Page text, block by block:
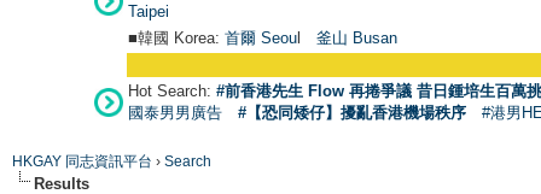
Taipei
■韓國 Korea: 首爾 Seoul 釜山 Busan
Hot Search: #前香港先生 Flow 再捲爭議 昔日鍾培生百萬
國泰男男廣告
#【恐同矮仔】擾亂香港機場秩序 #港男
HKGAY 同志資訊平台 › Search
Results